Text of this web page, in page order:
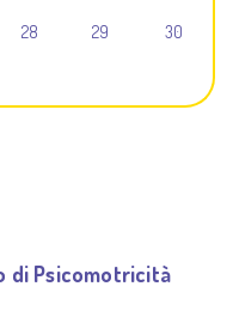
28 29 30
di Psicomotricità